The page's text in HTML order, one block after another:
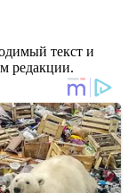
текст и
редакции.